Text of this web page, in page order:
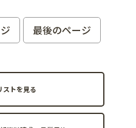
最後のページ
ストを見る